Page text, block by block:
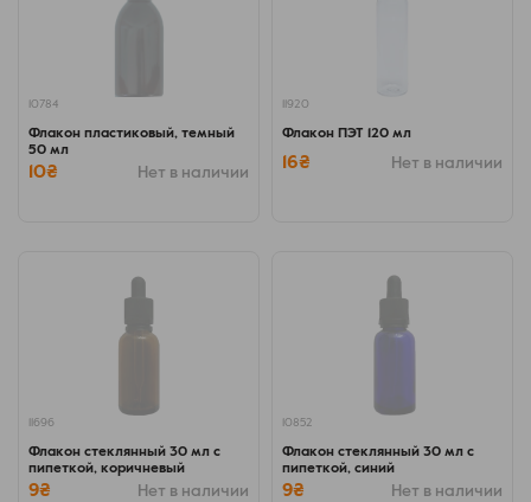
10784
Флакон пластиковый, темный
50 мл
10₴ Нет в наличии
11920
Флакон ПЭТ 120 мл
16₴ Нет в наличии
11696
Флакон стеклянный 30 мл с
пипеткой, коричневый
9₴ Нет в наличии
10852
Флакон стеклянный 30 мл с
пипеткой, синий
9₴ Нет в наличии